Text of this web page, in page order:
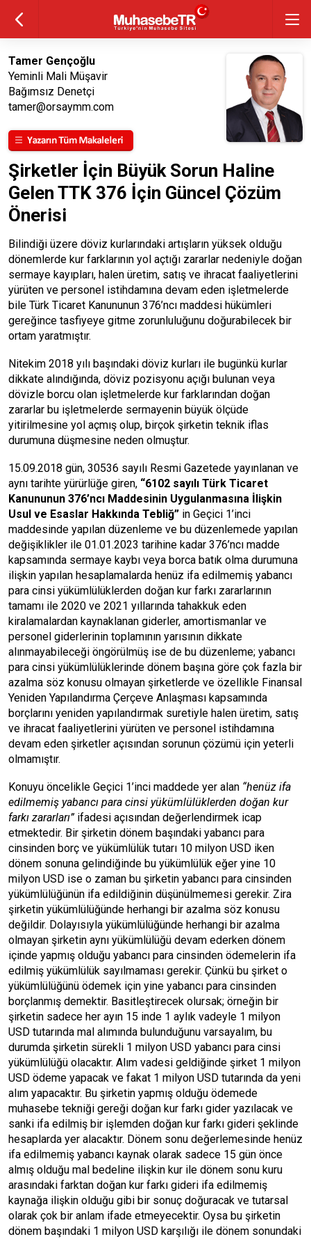
Tamer Gençoğlu
Yeminli Mali Müşavir
Bağımsız Denetçi
tamer@orsaymm.com
Şirketler İçin Büyük Sorun Haline
Gelen TTK 376 İçin Güncel Çözüm
Önerisi
Bilindiği üzere döviz kurlarındaki artışların yüksek olduğu
dönemlerde kur farklarının yol açtığı zararlar nedeniyle doğan
sermaye kayıpları, halen üretim, satış ve ihracat faaliyetlerini
yürüten ve personel istihdamına devam eden işletmelerde
bile Türk Ticaret Kanununun 376’ncı maddesi hükümleri
gereğince tasfiyeye gitme zorunluluğunu doğurabilecek bir
ortam yaratmıştır.
Nitekim 2018 yılı başındaki döviz kurları ile bugünkü kurlar
dikkate alındığında, döviz pozisyonu açığı bulunan veya
dövizle borcu olan işletmelerde kur farklarından doğan
zararlar bu işletmelerde sermayenin büyük ölçüde
yitirilmesine yol açmış olup, birçok şirketin teknik iflas
durumuna düşmesine neden olmuştur.
15.09.2018 gün, 30536 sayılı Resmi Gazetede yayınlanan ve
aynı tarihte yürürlüğe giren, “6102 sayılı Türk Ticaret
Kanununun 376’ncı Maddesinin Uygulanmasına İlişkin
Usul ve Esaslar Hakkında Tebliğ” in Geçici 1’inci
maddesinde yapılan düzenleme ve bu düzenlemede yapılan
değişiklikler ile 01.01.2023 tarihine kadar 376’ncı madde
kapsamında sermaye kaybı veya borca batık olma durumuna
ilişkin yapılan hesaplamalarda henüz ifa edilmemiş yabancı
para cinsi yükümlülüklerden doğan kur farkı zararlarının
tamamı ile 2020 ve 2021 yıllarında tahakkuk eden
kiralamalardan kaynaklanan giderler, amortismanlar ve
personel giderlerinin toplamının yarısının dikkate
alınmayabileceği öngörülmüş ise de bu düzenleme; yabancı
para cinsi yükümlülüklerinde dönem başına göre çok fazla bir
azalma söz konusu olmayan şirketlerde ve özellikle Finansal
Yeniden Yapılandırma Çerçeve Anlaşması kapsamında
borçlarını yeniden yapılandırmak suretiyle halen üretim, satış
ve ihracat faaliyetlerini yürüten ve personel istihdamına
devam eden şirketler açısından sorunun çözümü için yeterli
olmamıştır.
Konuyu öncelikle Geçici 1’inci maddede yer alan “henüz ifa
edilmemiş yabancı para cinsi yükümlülüklerden doğan kur
farkı zararları”ifadesi açısından değerlendirmek icap
etmektedir. Bir şirketin dönem başındaki yabancı para
cinsinden borç ve yükümlülük tutarı 10 milyon USD iken
dönem sonuna gelindiğinde bu yükümlülük eğer yine 10
milyon USD ise o zaman bu şirketin yabancı para cinsinden
yükümlülüğünün ifa edildiğinin düşünülmemesi gerekir. Zira
şirketin yükümlülüğünde herhangi bir azalma söz konusu
değildir. Dolayısıyla yükümlülüğünde herhangi bir azalma
olmayan şirketin aynı yükümlülüğü devam ederken dönem
içinde yapmış olduğu yabancı para cinsinden ödemelerin ifa
edilmiş yükümlülük sayılmaması gerekir. Çünkü bu şirket o
yükümlülüğünü ödemek için yine yabancı para cinsinden
borçlanmış demektir. Basitleştirecek olursak; örneğin bir
şirketin sadece her ayın 15 inde 1 aylık vadeyle 1 milyon
USD tutarında mal alımında bulunduğunu varsayalım, bu
durumda şirketin sürekli 1 milyon USD yabancı para cinsi
yükümlülüğü olacaktır. Alım vadesi geldiğinde şirket 1 milyon
USD ödeme yapacak ve fakat 1 milyon USD tutarında da yeni
alım yapacaktır. Bu şirketin yapmış olduğu ödemede
muhasebe tekniği gereği doğan kur farkı gider yazılacak ve
sanki ifa edilmiş bir işlemden doğan kur farkı gideri şeklinde
hesaplarda yer alacaktır. Dönem sonu değerlemesinde henüz
ifa edilmemiş yabancı kaynak olarak sadece 15 gün önce
almış olduğu mal bedeline ilişkin kur ile dönem sonu kuru
arasındaki farktan doğan kur farkı gideri ifa edilmemiş
kaynağa ilişkin olduğu gibi bir sonuç doğuracak ve tutarsal
olarak çok bir anlam ifade etmeyecektir. Oysa bu şirketin
dönem başındaki 1 milyon USD karşılığı ile dönem sonundaki